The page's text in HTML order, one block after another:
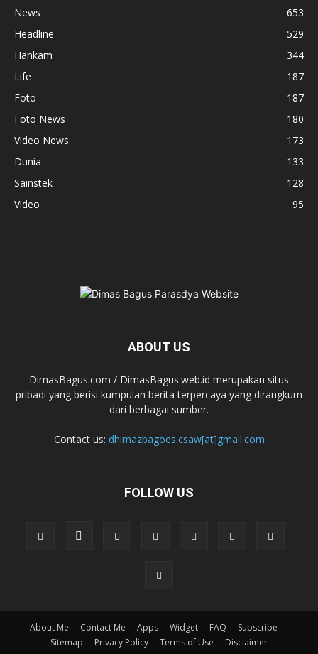
News
653
Headline
529
Hankam
344
Life
187
Foto
187
Foto News
180
Video News
173
Dunia
133
Sainstek
128
Video
95
ABOUT US
DimasBagus.com / DimasBagus.web.id merupakan situs
pribadi yang berisi kumpulan berita terpercaya yang dirangkum
dari berbagai sumber.
Contact us: dhimazbagoes.csaw[at]gmail.com
FOLLOW US
About Me Contact Me Apps Widget FAQ
Subscribe
Sitemap
Privacy Policy Terms of Use Disclaimer